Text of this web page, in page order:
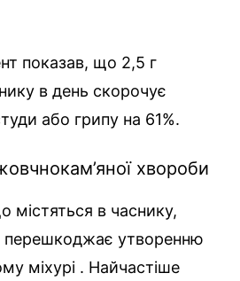
показав, що 2,5 г
в день скорочує
або грипу на 61%.
хвороби
містяться в часнику,
перешкоджає утворенню
міхурі . Найчастіше